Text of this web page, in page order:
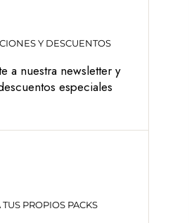
Y DESCUENTOS
a nuestra newsletter y
especiales
TUS PROPIOS PACKS